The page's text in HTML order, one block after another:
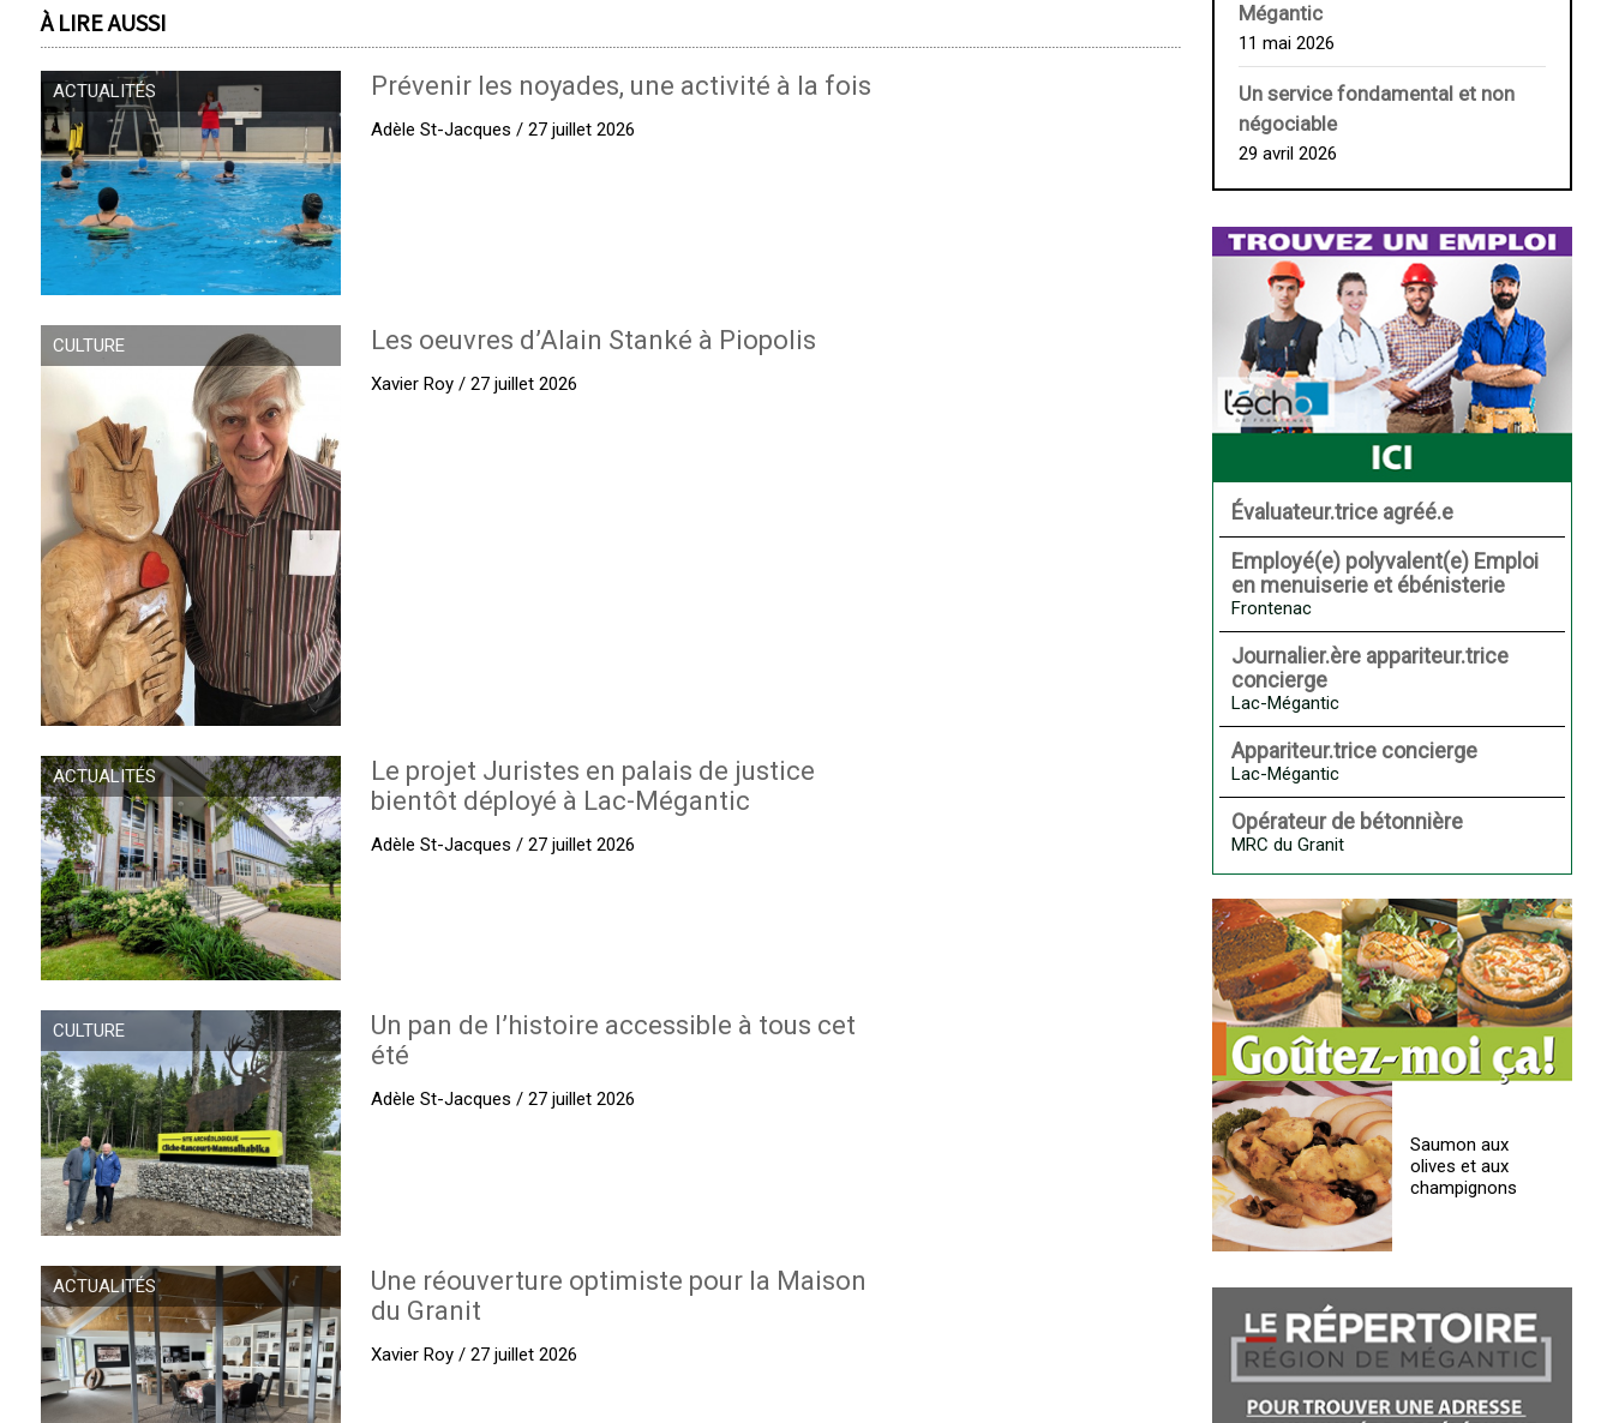
À LIRE AUSSI
ACTUALITÉS Prévenir les noyades, une activité à la fois
Adèle St-Jacques / 27 juillet 2026
CULTURE Les oeuvres d’Alain Stanké à Piopolis
Xavier Roy / 27 juillet 2026
ACTUALITÉS
Le projet Juristes en palais de justice
bientôt déployé à Lac-Mégantic
Adèle St-Jacques / 27 juillet 2026
CULTURE
Un pan de l’histoire accessible à tous cet
été
Adèle St-Jacques / 27 juillet 2026
ACTUALITÉS
Une réouverture optimiste pour la Maison
du Granit
Xavier Roy / 27 juillet 2026
Mégantic
11 mai 2026
Un service fondamental et non
négociable
29 avril 2026
Évaluateur.trice agréé.e
Employé(e) polyvalent(e) Emploi
en menuiserie et ébénisterie
Frontenac
Journalier.ère appariteur.trice
concierge
Lac-Mégantic
Appariteur.trice concierge
Lac-Mégantic
Opérateur de bétonnière
MRC du Granit
Saumon aux
olives et aux
champignons